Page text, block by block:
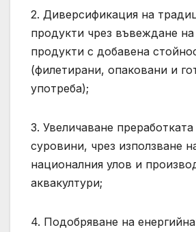
2. Диверсификация на
продукти чрез въвеждане
продукти с добавена
(филетирани, опаковани и
употреба);
3. Увеличаване
суровини, чрез използване
националния улов и
аквакултури;
4. Подобряване на